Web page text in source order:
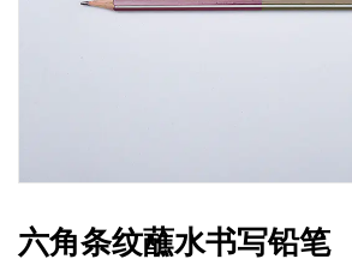
六角条纹蘸水书写铅笔